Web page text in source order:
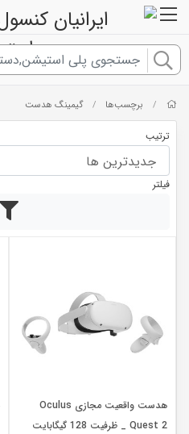
/ برچسب‌ها / گیمینگ هدست
ترتیب
فیلتر
هدست واقعیت مجازی Oculus
Quest 2 _ ظرفیت 128 گیگابایت